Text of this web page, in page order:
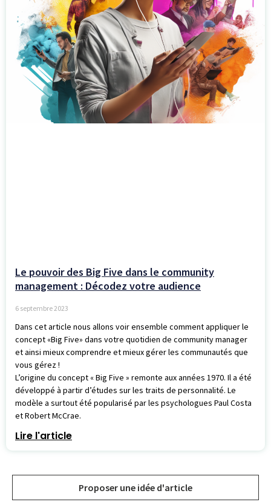
Le pouvoir des Big Five dans le community
management : Décodez votre audience
6 septembre 2023
Dans cet article nous allons voir ensemble comment appliquer le
concept «Big Five» dans votre quotidien de community manager
et ainsi mieux comprendre et mieux gérer les communautés que
vous gérez !
L’origine du concept « Big Five » remonte aux années 1970. Il a été
développé à partir d’études sur les traits de personnalité. Le
modèle a surtout été popularisé par les psychologues Paul Costa
et Robert McCrae.
Lire l'article
Proposer une idée d'article